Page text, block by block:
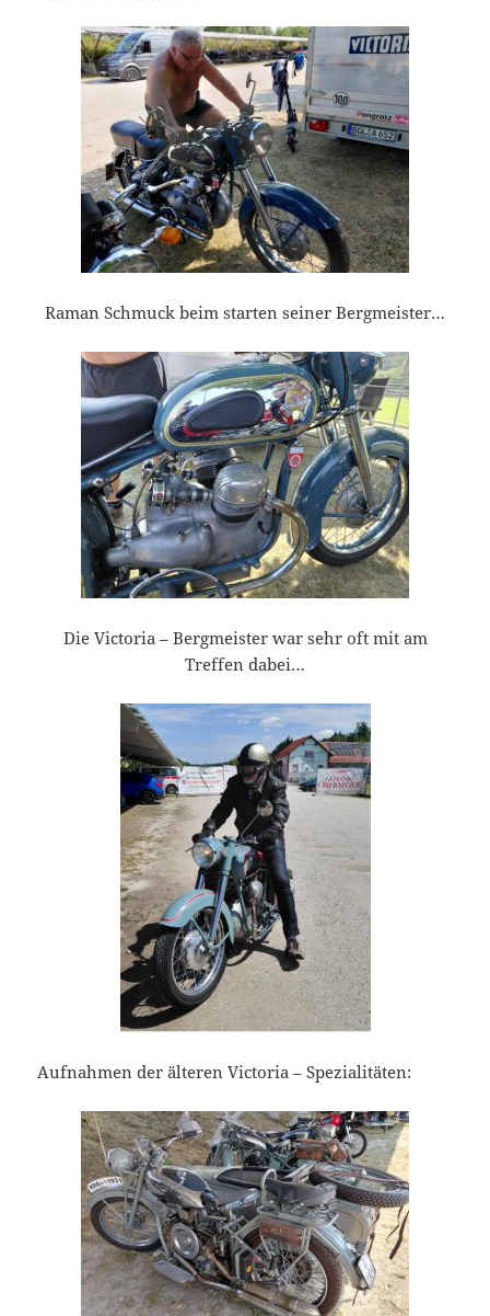
Raman Schmuck beim starten seiner Bergmeister…
Die Victoria – Bergmeister war sehr oft mit am
Treffen dabei…
Aufnahmen der älteren Victoria – Spezialitäten: